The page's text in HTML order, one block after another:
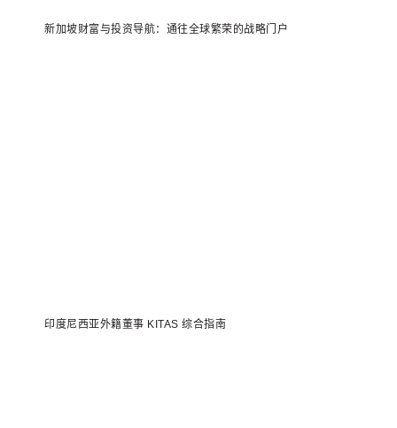
新加坡财富与投资导航：通往全球繁荣的战略门户
印度尼西亚外籍董事 KITAS 综合指南